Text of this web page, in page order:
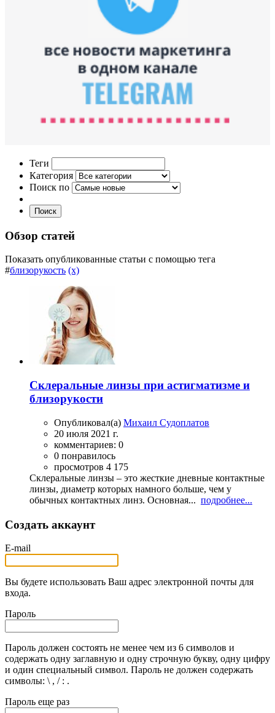
Теги
Категория
Поиск по
Поиск
Обзор статей
Показать опубликованные статьи с помощью тега
#близорукость (x)
Склеральные линзы при астигматизме и
близорукости
Опубликовал(а) Михаил Судоплатов
20 июля 2021 г.
комментариев: 0
0 понравилось
просмотров 4 175
Склеральные линзы – это жесткие дневные контактные
линзы, диаметр которых намного больше, чем у
обычных контактных линз. Основная... подробнее...
Создать аккаунт
E-mail
Вы будете использовать Ваш адрес электронной почты для
входа.
Пароль
Пароль должен состоять не менее чем из 6 символов и
содержать одну заглавную и одну строчную букву, одну цифру
и один специальный символ. Пароль не должен содержать
символы: \ , / : .
Пароль еще раз